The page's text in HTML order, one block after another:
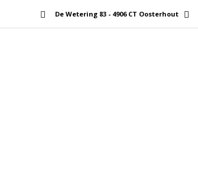
De Wetering 83 - 4906 CT Oosterhout